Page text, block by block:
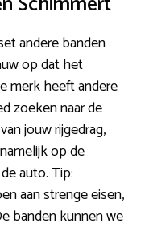
andere banden
op dat het
merk heeft andere
zoeken naar de
jouw rijgedrag,
op de
auto. Tip:
aan strenge eisen,
banden kunnen we